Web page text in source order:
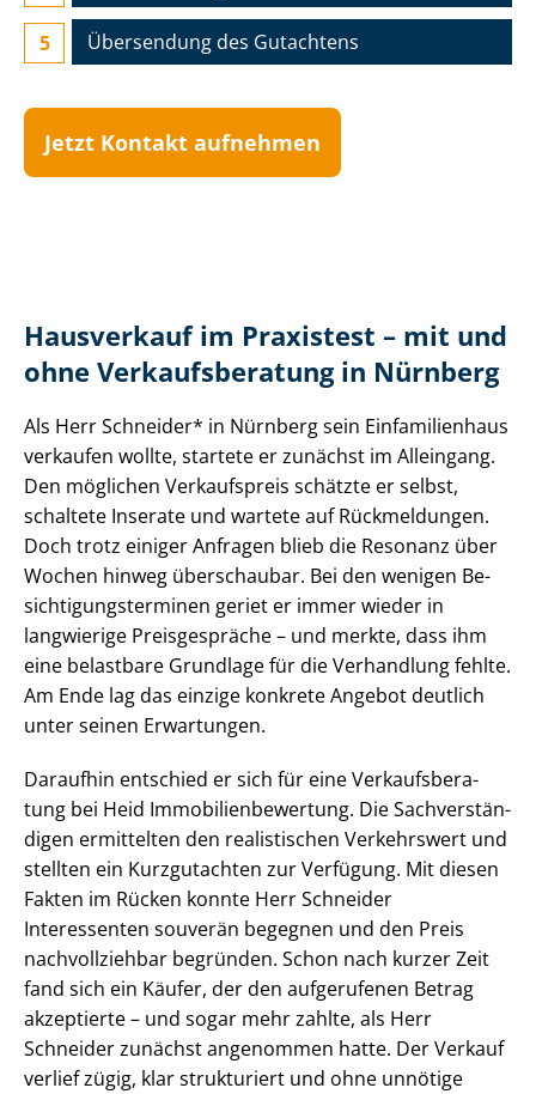
Übersendung des Gutachtens
Jetzt Kontakt aufnehmen
Hausverkauf im Praxistest – mit und
ohne Ver­kaufs­be­ra­tung in Nürnberg
Als Herr Schneider* in Nürnberg sein Einfamilienhaus
verkaufen wollte, startete er zunächst im Alleingang.
Den möglichen Verkaufspreis schätzte er selbst,
schaltete Inserate und wartete auf Rückmeldungen.
Doch trotz einiger Anfragen blieb die Resonanz über
Wochen hinweg überschaubar. Bei den wenigen Be­
sich­ti­gungs­ter­mi­nen geriet er immer wieder in
langwierige Preisgespräche – und merkte, dass ihm
eine belastbare Grundlage für die Verhandlung fehlte.
Am Ende lag das einzige konkrete Angebot deutlich
unter seinen Erwartungen.
Daraufhin entschied er sich für eine Ver­kaufs­be­ra­
tung bei Heid Im­mo­bi­li­en­be­wer­tung. Die Sach­ver­stän­
di­gen ermittelten den realistischen Verkehrswert und
stellten ein Kurzgutachten zur Verfügung. Mit diesen
Fakten im Rücken konnte Herr Schneider
Interessenten souverän begegnen und den Preis
nachvollziehbar begründen. Schon nach kurzer Zeit
fand sich ein Käufer, der den aufgerufenen Betrag
akzeptierte – und sogar mehr zahlte, als Herr
Schneider zunächst angenommen hatte. Der Verkauf
verlief zügig, klar strukturiert und ohne unnötige